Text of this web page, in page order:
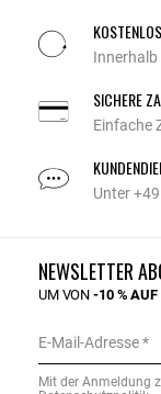
Innerhalb
SICHERE
Einfache
Unter
NEWSLETTER
UM VON-10 % AUF
E-Mail-Adresse
Mit der Anmeldung